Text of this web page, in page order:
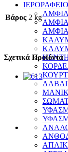
ΙΕΡΟΡΑΦΕΙΟ
Βάρος 2 kg
Σχετικά Προϊόντα